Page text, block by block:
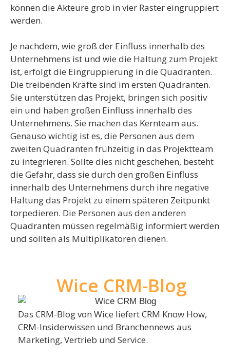
können die Akteure grob in vier Raster eingruppiert
werden.
Je nachdem, wie groß der Einfluss innerhalb des
Unternehmens ist und wie die Haltung zum Projekt
ist, erfolgt die Eingruppierung in die Quadranten.
Die treibenden Kräfte sind im ersten Quadranten.
Sie unterstützen das Projekt, bringen sich positiv
ein und haben großen Einfluss innerhalb des
Unternehmens. Sie machen das Kernteam aus.
Genauso wichtig ist es, die Personen aus dem
zweiten Quadranten frühzeitig in das Projektteam
zu integrieren. Sollte dies nicht geschehen, besteht
die Gefahr, dass sie durch den großen Einfluss
innerhalb des Unternehmens durch ihre negative
Haltung das Projekt zu einem späteren Zeitpunkt
torpedieren. Die Personen aus den anderen
Quadranten müssen regelmäßig informiert werden
und sollten als Multiplikatoren dienen.
Wice CRM-Blog
Das CRM-Blog von Wice liefert CRM Know How,
CRM-Insiderwissen und Branchennews aus
Marketing, Vertrieb und Service.